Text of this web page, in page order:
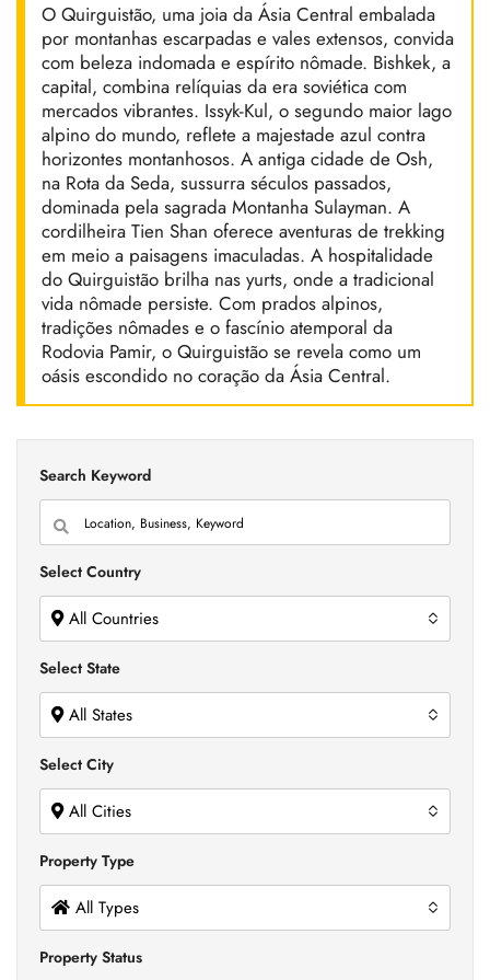
O Quirguistão, uma joia da Ásia Central embalada
por montanhas escarpadas e vales extensos, convida
com beleza indomada e espírito nômade. Bishkek, a
capital, combina relíquias da era soviética com
mercados vibrantes. Issyk-Kul, o segundo maior lago
alpino do mundo, reflete a majestade azul contra
horizontes montanhosos. A antiga cidade de Osh,
na Rota da Seda, sussurra séculos passados,
dominada pela sagrada Montanha Sulayman. A
cordilheira Tien Shan oferece aventuras de trekking
em meio a paisagens imaculadas. A hospitalidade
do Quirguistão brilha nas yurts, onde a tradicional
vida nômade persiste. Com prados alpinos,
tradições nômades e o fascínio atemporal da
Rodovia Pamir, o Quirguistão se revela como um
oásis escondido no coração da Ásia Central.
Search Keyword
Select Country
All Countries
Select State
All States
Select City
All Cities
Property Type
All Types
Property Status